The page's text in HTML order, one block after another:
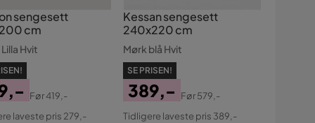
sengesett
cm
Hvit
Før419,-
laveste pris 279,-
Kessan sengesett
240x220 cm
Mørk blå Hvit
SE PRISEN!
Pris
389,-
Original
Før579,-
Tidligere laveste pris 389,-